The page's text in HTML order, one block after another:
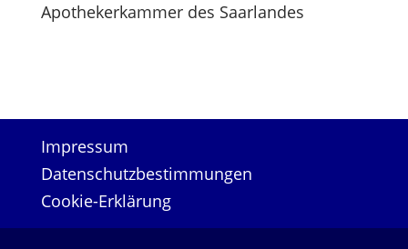
Apothekerkammer des Saarlandes
Impressum
Datenschutzbestimmungen
Cookie-Erklärung